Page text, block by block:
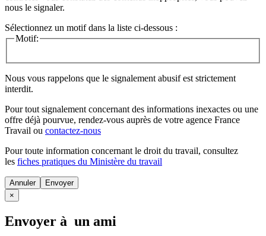
nous le signaler.
Sélectionnez un motif dans la liste ci-dessous :
Motif:
Nous vous rappelons que le signalement abusif est strictement
interdit.
Pour tout signalement concernant des informations inexactes ou une
offre déjà pourvue, rendez-vous auprès de votre agence France
Travail ou contactez-nous
Pour toute information concernant le droit du travail, consultez
les fiches pratiques du Ministère du travail
Annuler
×
Envoyer à un ami